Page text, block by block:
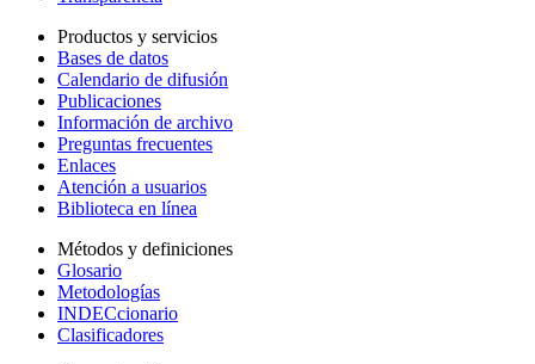
Productos y servicios
Bases de datos
Calendario de difusión
Publicaciones
Información de archivo
Preguntas frecuentes
Enlaces
Atención a usuarios
Biblioteca en línea
Métodos y definiciones
Glosario
Metodologías
INDECcionario
Clasificadores